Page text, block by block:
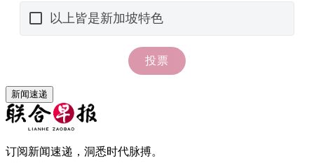
新闻速递
订阅新闻速递，洞悉时代脉搏。